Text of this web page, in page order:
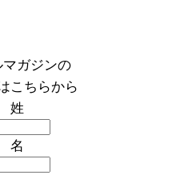
マガジンの
こちらから
姓
名